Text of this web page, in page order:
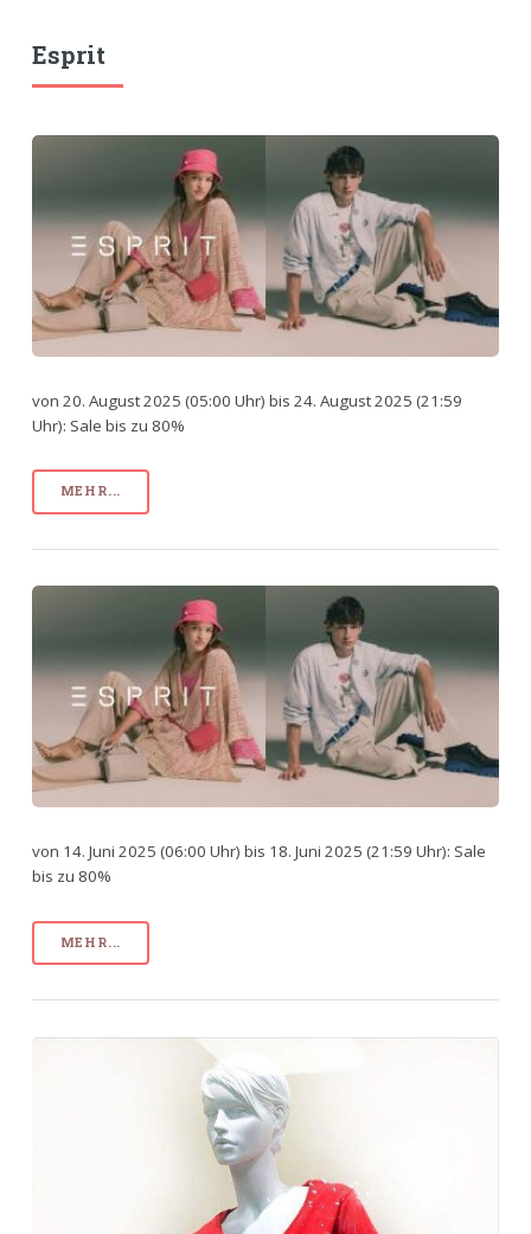
Esprit
von 20. August 2025 (05:00 Uhr) bis 24. August 2025 (21:59
Uhr): Sale bis zu 80%
MEHR...
von 14. Juni 2025 (06:00 Uhr) bis 18. Juni 2025 (21:59 Uhr): Sale
bis zu 80%
MEHR...